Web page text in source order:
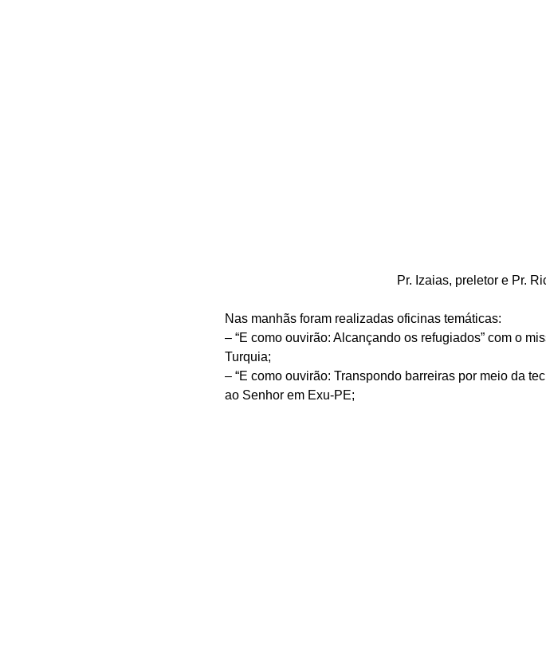
Pr. Izaias, preletor e Pr.
Nas manhãs foram realizadas oficinas temáticas:
– “E como ouvirão: Alcançando os refugiados” com o
Turquia;
– “E como ouvirão: Transpondo barreiras por meio da
ao Senhor em Exu-PE;